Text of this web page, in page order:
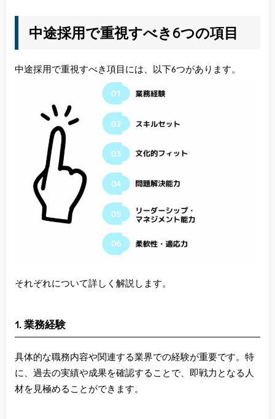
中途採用で重視すべき6つの項目
中途採用で重視すべき項目には、以下6つがあります。
それぞれについて詳しく解説します。
1. 業務経験
具体的な職務内容や関連する業界での経験が重要です。特
に、過去の実績や成果を確認することで、即戦力となる人
材を見極めることができます。